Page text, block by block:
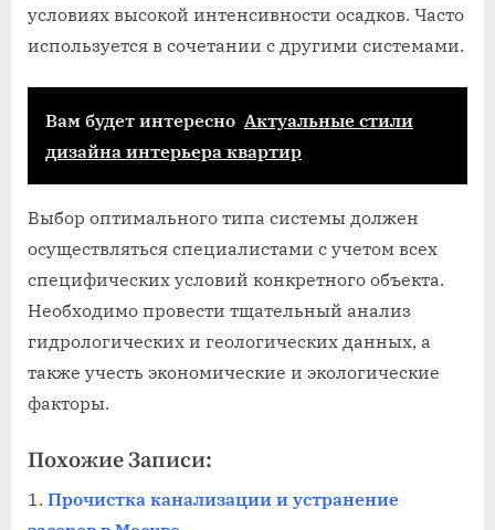
условиях высокой интенсивности осадков. Часто
используется в сочетании с другими системами.
Вам будет интересно Актуальные стили
дизайна интерьера квартир
Выбор оптимального типа системы должен
осуществляться специалистами с учетом всех
специфических условий конкретного объекта.
Необходимо провести тщательный анализ
гидрологических и геологических данных, а
также учесть экономические и экологические
факторы.
Похожие Записи:
Прочистка канализации и устранение